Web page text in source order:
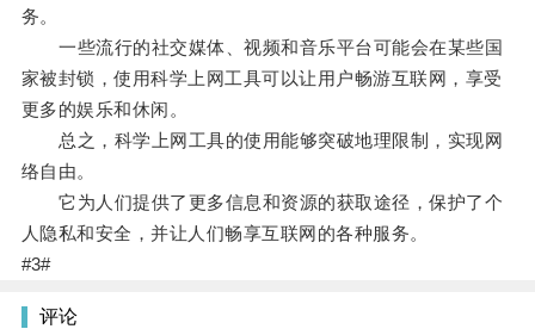
务。
一些流行的社交媒体、视频和音乐平台可能会在某些国
家被封锁，使用科学上网工具可以让用户畅游互联网，享受
更多的娱乐和休闲。
总之，科学上网工具的使用能够突破地理限制，实现网
络自由。
它为人们提供了更多信息和资源的获取途径，保护了个
人隐私和安全，并让人们畅享互联网的各种服务。
#3#
评论